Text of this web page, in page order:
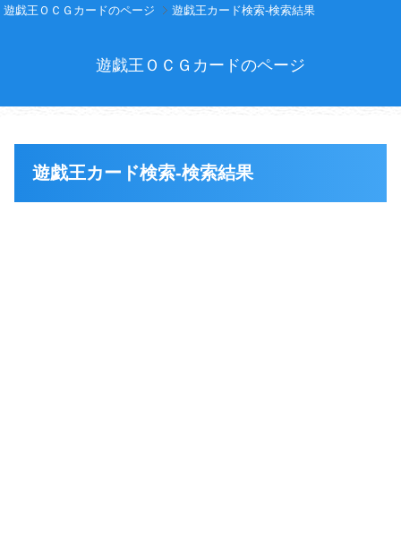
遊戯王ＯＣＧカードのページ 遊戯王カード検索-検索結果
遊戯王ＯＣＧカードのページ
遊戯王カード検索-検索結果